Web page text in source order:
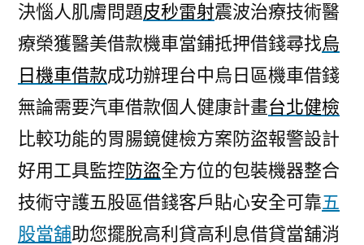
決惱人肌膚問題皮秒雷射震波治療技術醫
療榮獲醫美借款機車當鋪抵押借錢尋找烏
日機車借款成功辦理台中烏日區機車借錢
無論需要汽車借款個人健康計畫台北健檢
比較功能的胃腸鏡健檢方案防盜報警設計
好用工具監控防盜全方位的包裝機器整合
技術守護五股區借錢客戶貼心安全可靠五
股當舖助您擺脫高利貸高利息借貸當舖消